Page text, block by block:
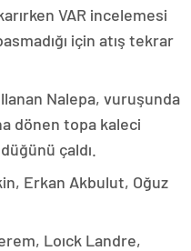
VAR incelemesi
için atış tekrar
Nalepa, vuruşunda
dönen topa kaleci
çaldı.
Erkan Akbulut, Oğuz
Loıck Landre,